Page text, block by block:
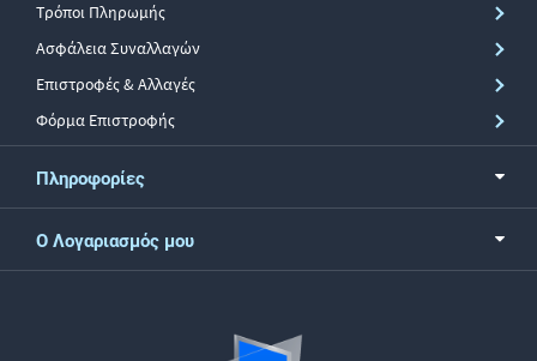
Τρόποι Πληρωμής
Ασφάλεια Συναλλαγών
Επιστροφές & Αλλαγές
Φόρμα Επιστροφής
Πληροφορίες
Ο Λογαριασμός μου